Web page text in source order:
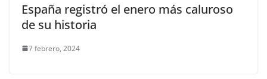
España registró el enero más caluroso
de su historia
7 febrero, 2024